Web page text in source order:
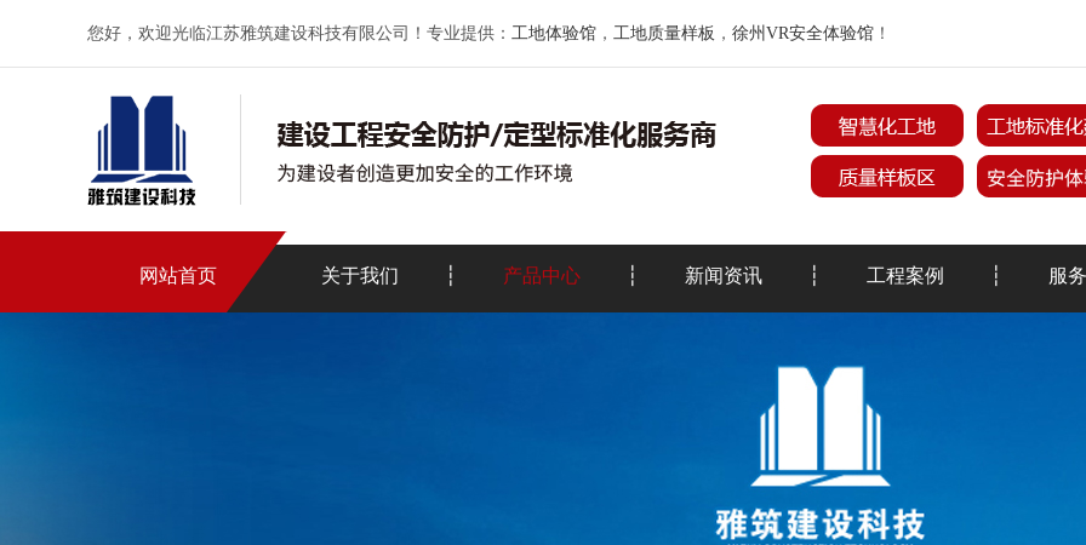
您好，欢迎光临江苏雅筑建设科技有限公司！专业提供： 工地体验馆 ， 工地质量样板 ， 徐州VR安全体验馆 ！
网站首页 关于我们 产品中心 新闻资讯 工程案例 服